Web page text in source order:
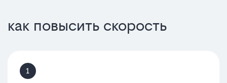
как повысить скорость
1